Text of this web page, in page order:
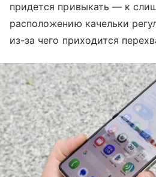
придется привыкать — к
расположению качельки
из-за чего приходится